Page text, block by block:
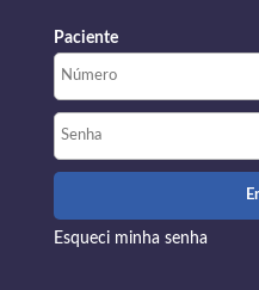
Paciente
Esqueci minha senha